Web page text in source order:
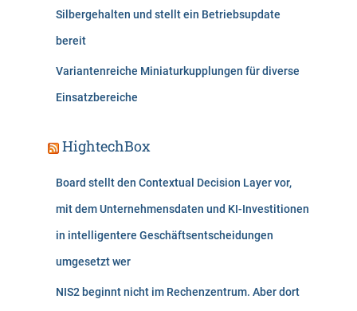
Silbergehalten und stellt ein Betriebsupdate
bereit
Variantenreiche Miniaturkupplungen für diverse
Einsatzbereiche
HightechBox
Board stellt den Contextual Decision Layer vor,
mit dem Unternehmensdaten und KI-Investitionen
in intelligentere Geschäftsentscheidungen
umgesetzt wer
NIS2 beginnt nicht im Rechenzentrum. Aber dort